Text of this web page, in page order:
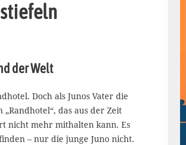
der Welt
Doch als Junos Vater die
das aus der Zeit
nicht mehr mithalten kann. Es
– nur die junge Juno nicht.